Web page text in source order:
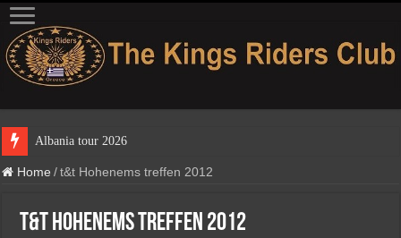
Home / t&t Hohenems treffen 2012
t&t Hohenems treffen 2012